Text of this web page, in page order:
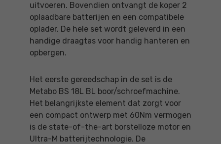
uitvoeren. Bovendien ontvangt de koper 2
oplaadbare batterijen en een compatibele
oplader. De hele set wordt geleverd in een
handige draagtas voor handig hanteren en
opbergen.
Het eerste gereedschap in de set is de
Metabo BS 18L BL boor/schroefmachine.
Het belangrijkste element dat zorgt voor
een compact ontwerp met 60Nm vermogen
is de state-of-the-art borstelloze motor en
Ultra-M batterijtechnologie. De